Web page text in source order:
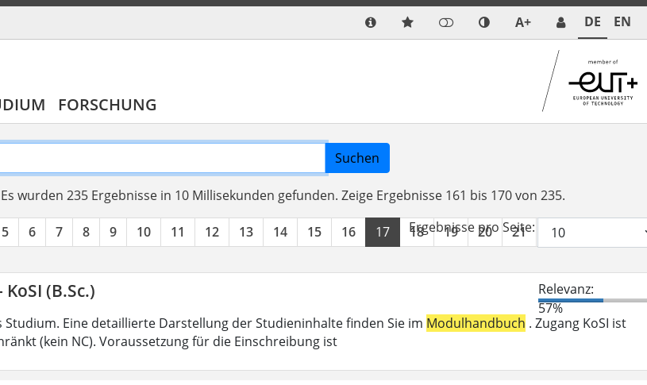
A+ DE EN
FORSCHUNG
Suchen
Es wurden 235 Ergebnisse in 10 Millisekunden gefunden. Zeige Ergebnisse 161 bis 170 von 235.
5 6 7 8 9 10 11 12 13 14 15 16 17 18 19 20 21 22
Ergebnisse pro Seite:
(B.Sc.)
Relevanz:
57%
Eine detaillierte Darstellung der Studieninhalte finden Sie im Modulhandbuch . Zugang KoSI ist
(kein NC). Voraussetzung für die Einschreibung ist